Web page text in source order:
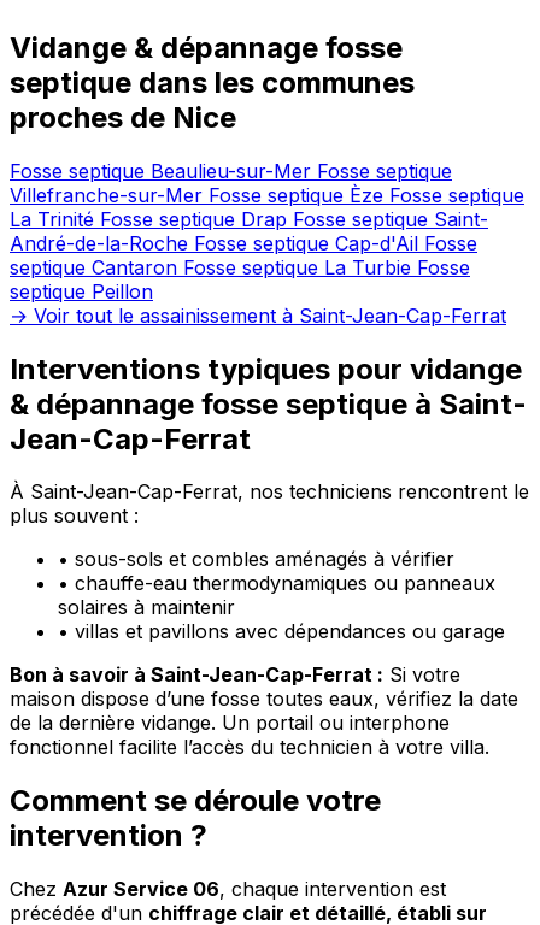
Vidange & dépannage fosse
septique dans les communes
proches de Nice
Fosse septique Beaulieu-sur-Mer Fosse septique
Villefranche-sur-Mer Fosse septique Èze Fosse septique
La Trinité Fosse septique Drap Fosse septique Saint-
André-de-la-Roche Fosse septique Cap-d'Ail Fosse
septique Cantaron Fosse septique La Turbie Fosse
septique Peillon
→ Voir tout le assainissement à Saint-Jean-Cap-Ferrat
Interventions typiques pour vidange
& dépannage fosse septique à Saint-
Jean-Cap-Ferrat
À Saint-Jean-Cap-Ferrat, nos techniciens rencontrent le
plus souvent :
• sous-sols et combles aménagés à vérifier
• chauffe-eau thermodynamiques ou panneaux
solaires à maintenir
• villas et pavillons avec dépendances ou garage
Bon à savoir à Saint-Jean-Cap-Ferrat : Si votre
maison dispose d’une fosse toutes eaux, vérifiez la date
de la dernière vidange. Un portail ou interphone
fonctionnel facilite l’accès du technicien à votre villa.
Comment se déroule votre
intervention ?
Chez Azur Service 06, chaque intervention est
précédée d'un chiffrage clair et détaillé, établi sur